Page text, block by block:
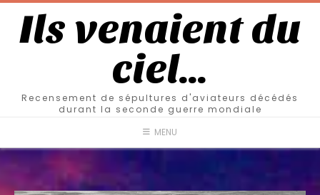
Ils venaient du
ciel…
Recensement de sépultures d'aviateurs décédés
durant la seconde guerre mondiale
MENU